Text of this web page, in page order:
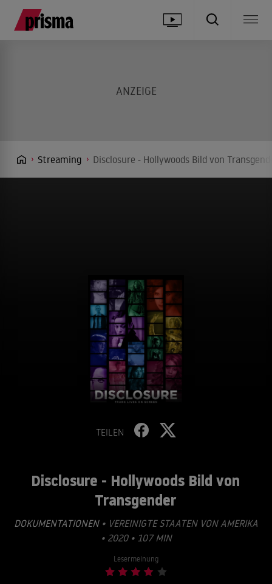
Streaming Disclosure - Hollywoods Bild von
TEILEN
Disclosure - Hollywoods Bild von
Transgender
DOKUMENTATIONEN• VEREINIGTE STAATEN VON AMERIKA
• 2020 • 107 MIN
Lesermeinung